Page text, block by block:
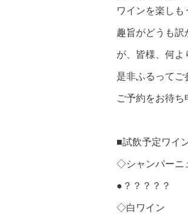
ワインを楽しも
趣旨がどうも訳
が、皆様、何よ
是非ふるってご
ご予約をお待ち
■試飲予定ワイ
◇シャンパーニ
●？？？？？
◇白ワイン